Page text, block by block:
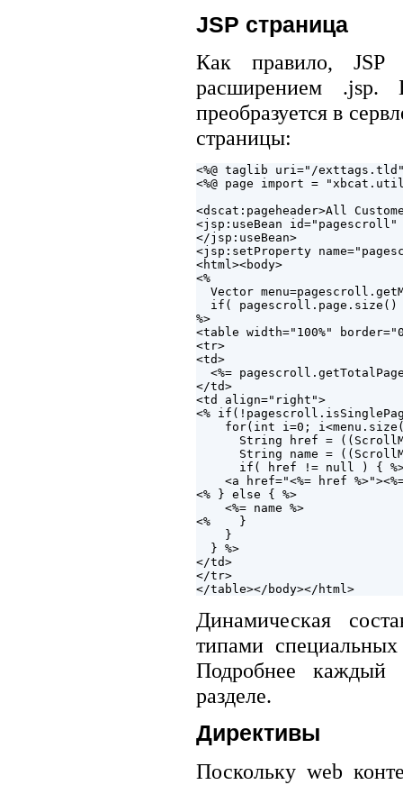
JSP страница
Как правило, JSP
расширением .jsp.
преобразуется в
страницы:
<%@ taglib uri="/
<%@ page import =
<dscat:pageheader>All
<jsp:useBean
</jsp:useBean>
<jsp:setProperty
<html><body>
<%
Vector
if( pagescroll.page.size()
%>
<table width="100%"
<tr>
<td>
<%=
</td>
<td align="right">
<%
for(int i=0;
String href =
String name =
if( href != null ) {
<a href="<%= href
<% } else { %>
    <%= name %>
<%    }
    }
  } %>
</td>
</tr>
Динамическая
типами
Подробнее каждый
разделе.
Директивы
Поскольку web